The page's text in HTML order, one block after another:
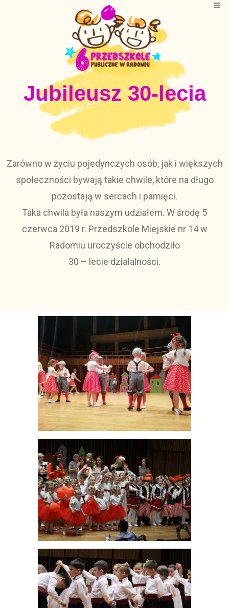
Jubileusz 30-lecia
Zarówno w życiu pojedynczych osób, jak i większych
społeczności bywają takie chwile, które na długo
pozostają w sercach i pamięci.
Taka chwila była naszym udziałem. W środę 5
czerwca 2019 r. Przedszkole Miejskie nr 14 w
Radomiu uroczyście obchodziło
30 – lecie działalności.